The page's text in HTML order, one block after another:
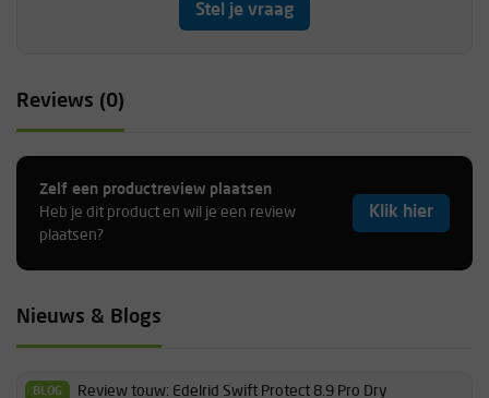
Stel je vraag
Reviews (0)
Zelf een productreview plaatsen
Heb je dit product en wil je een review
plaatsen?
Klik hier
Nieuws & Blogs
BLOG Review touw: Edelrid Swift Protect 8.9 Pro Dry